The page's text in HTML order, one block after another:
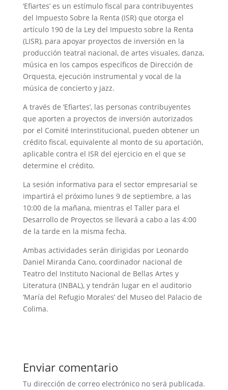
‘Efiartes’ es un estímulo fiscal para contribuyentes
del Impuesto Sobre la Renta (ISR) que otorga el
artículo 190 de la Ley del Impuesto sobre la Renta
(LISR), para apoyar proyectos de inversión en la
producción teatral nacional, de artes visuales, danza,
música en los campos específicos de Dirección de
Orquesta, ejecución instrumental y vocal de la
música de concierto y jazz.
A través de ‘Efiartes’, las personas contribuyentes
que aporten a proyectos de inversión autorizados
por el Comité Interinstitucional, pueden obtener un
crédito fiscal, equivalente al monto de su aportación,
aplicable contra el ISR del ejercicio en el que se
determine el crédito.
La sesión informativa para el sector empresarial se
impartirá el próximo lunes 9 de septiembre, a las
10:00 de la mañana, mientras el Taller para el
Desarrollo de Proyectos se llevará a cabo a las 4:00
de la tarde en la misma fecha.
Ambas actividades serán dirigidas por Leonardo
Daniel Miranda Cano, coordinador nacional de
Teatro del Instituto Nacional de Bellas Artes y
Literatura (INBAL), y tendrán lugar en el auditorio
‘María del Refugio Morales’ del Museo del Palacio de
Colima.
Enviar comentario
Tu dirección de correo electrónico no será publicada.